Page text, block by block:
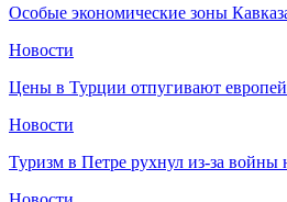
Особые экономические зоны
Новости
Цены в Турции отпугивают
Новости
Туризм в Петре рухнул из-за